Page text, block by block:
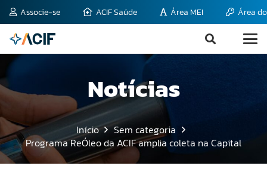
Associe-se ACIF Saúde Área MEI Área
Notícias
Início
Sem categoria
Programa ReÓleo da ACIF amplia coleta na Capital